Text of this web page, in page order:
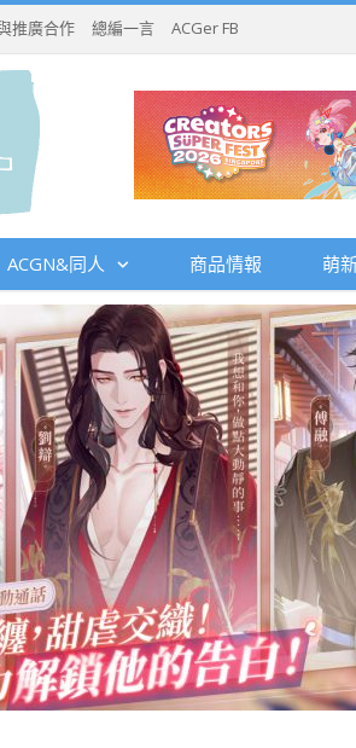
推廣合作 總編一言 ACGer FB
ACGN&同人 商品情報 萌